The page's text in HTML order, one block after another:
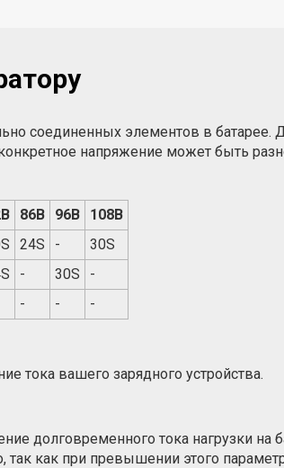
соединенных элементов в
напряжение может быть
86В 96В
108В
24S -
30S
- 30S
-
- - -
тока вашего зарядного устройства.
долговременного тока нагрузки
как при превышении этого